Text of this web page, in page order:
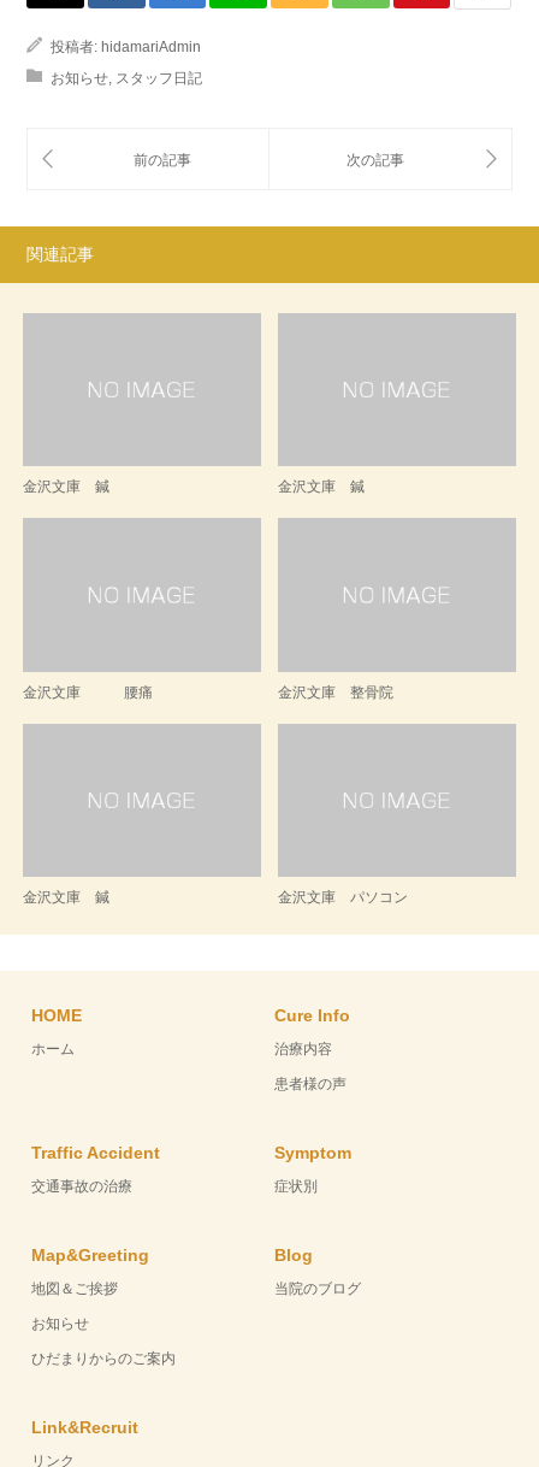
投稿者: hidamariAdmin
お知らせ, スタッフ日記
関連記事
金沢文庫 鍼 金沢文庫 鍼
金沢文庫 腰痛 金沢文庫 整骨院
金沢文庫 鍼 金沢文庫 パソコン
HOME
ホーム
Cure Info
治療内容
患者様の声
Traffic Accident
交通事故の治療
Symptom
症状別
Map&Greeting
地図＆ご挨拶
お知らせ
ひだまりからのご案内
Blog
当院のブログ
Link&Recruit
リンク